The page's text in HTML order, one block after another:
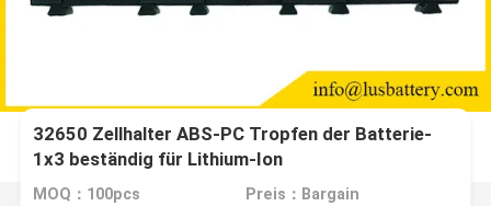
32650 Zellhalter ABS-PC Tropfen der Batterie-
1x3 beständig für Lithium-Ion
MOQ：100pcs Preis：Bargain